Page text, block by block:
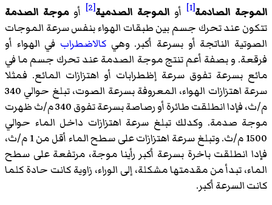
الموجة الصادمة[1] أو الموجة الصدمية[2] أوموجة الصدمة
تتكون عند تحرك جسم بين طبقات الهواء بنفس سرعة الموجات
الصوتية الناتجة أو بسرعة أكبر. وهي كالاضطراب في الهواء أو
فرقعة. و بصفة أعم تنتج موجة الصدمة عند تحرك جسم ما في
مائع بسرعة تفوق سرعة إظطرابات أو اهتزازات المائع. فمثلا
سرعة اهتزازات الهواء، المعروفة بسرعة الصوت، تبلغ حوالي 340
م/ث، فإدا انطلقت طائرة أو رصاصة بسرعة تفوق 340 م/ث ظهرت
موجة صدمة. وكدلك تبلغ سرعة اهتزازات داخل الماء حوالي
1500 م/ث. وتبلغ سرعة اهتزازات على سطح الماء أقل من 1 م/ث،
فإدا انطلقت باخرة بسرعة أكبر رأينا موجة، مرتفعة على سطح
الماء، تبدأ من مقدمتها مشكلة، إلى الوراء، زاوية كانت حادة كلما
كانت السرعة أكبر.